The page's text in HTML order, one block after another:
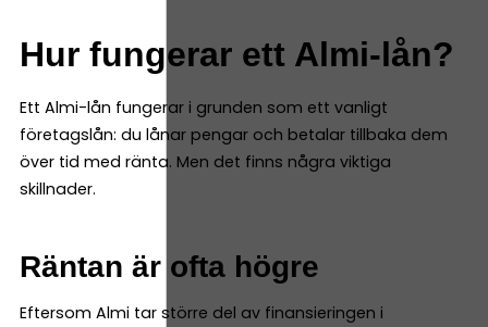
Hur fungerar ett Almi-lån?
Ett Almi-lån fungerar i grunden som ett vanligt
företagslån: du lånar pengar och betalar tillbaka dem
över tid med ränta. Men det finns några viktiga
skillnader.
Räntan är ofta högre
Eftersom Almi tar större del av finansieringen i